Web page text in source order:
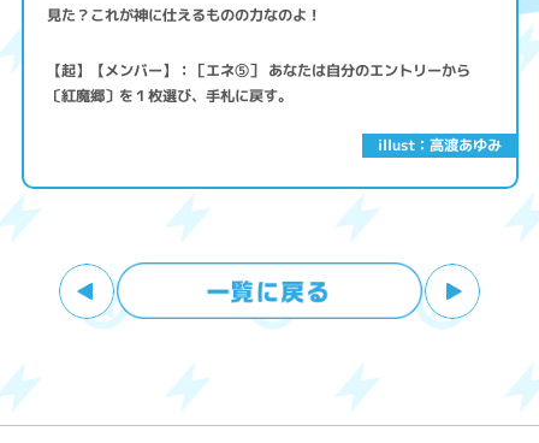
illust：高渡あゆみ
見た？これが神に仕えるものの力なのよ！
【起】【メンバー】：［エネ⑤］ あなたは自分のエントリーから
〔紅魔郷〕を１枚選び、手札に戻す。